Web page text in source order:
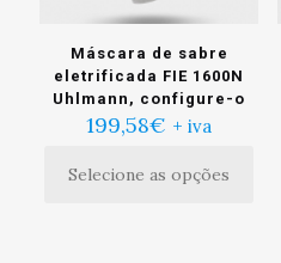
Máscara de sabre
eletrificada FIE 1600N
Uhlmann, configure-o
199,58€ + iva
Selecione as opções